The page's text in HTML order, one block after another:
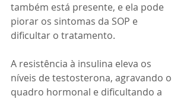
também está presente, e ela pode
piorar os sintomas da SOP e
dificultar o tratamento.
A resistência à insulina eleva os
níveis de testosterona, agravando o
quadro hormonal e dificultando a